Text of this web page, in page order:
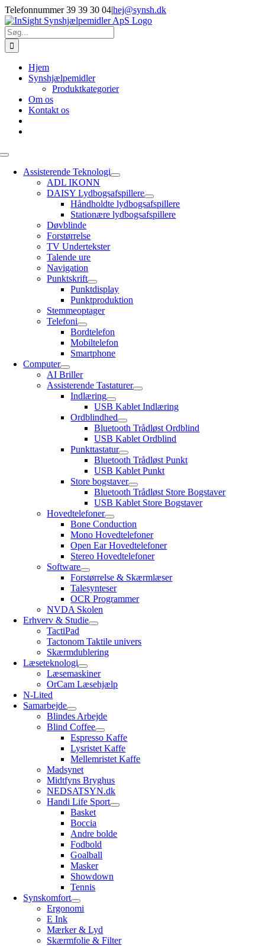
Skip
to
content
Telefonnummer 39 39 30 04|hej@synsh.dk
Søg
efter:
Hjem
Synshjælpemidler
Produktkategorier
Om os
Kontakt os
Toggle
NavigationAssisterende Teknologi
ADL IKONN
DAISY Lydbogsafspillere
Håndholdte lydbogsafspillere
Stationære lydbogsafspillere
Døvblinde
Forstørrelse
TV Undertekster
Talende ure
Navigation
Punktskrift
Punktdisplay
Punktproduktion
Stemmeoptager
Telefoni
Bordtelefon
Mobiltelefon
Smartphone
Computer
AI Briller
Assisterende Tastaturer
Indlæring
USB Kablet Indlæring
Ordblindhed
Bluetooth Trådløst Ordblind
USB Kablet Ordblind
Punkttastatur
Bluetooth Trådløst Punkt
USB Kablet Punkt
Store bogstaver
Bluetooth Trådløst Store Bogstaver
USB Kablet Store Bogstaver
Hovedtelefoner
Bone Conduction
Mono Hovedtelefoner
Open Ear Hovedtelefoner
Stereo Hovedtelefoner
Software
Forstørrelse & Skærmlæser
Talesynteser
OCR Programmer
NVDA Skolen
Erhverv & Studie
TactiPad
Tactonom Taktile univers
Skærmdublering
Læseteknologi
Læsemaskiner
OrCam Læsehjælp
N-Lited
Samarbejde
Blindes Arbejde
Blind Coffee
Espresso Kaffe
Lysristet Kaffe
Mellemristet Kaffe
Madsynet
Midtfyns Bryghus
NEDSATSYN.dk
Handi Life Sport
Basket
Boccia
Andre bolde
Fodbold
Goalball
Masker
Showdown
Tennis
Synskomfort
Ergonomi
E Ink
Mærker & Lyd
Skærmfolie & Filter